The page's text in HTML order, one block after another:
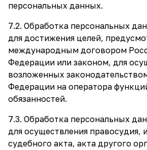
персональных данных.
7.2. Обработка персональных
для достижения целей,
международным договором
Федерации или законом, для
возложенных
Федерации на оператора
обязанностей.
7.3. Обработка персональных
для осуществления правосудия,
судебного акта, акта другого